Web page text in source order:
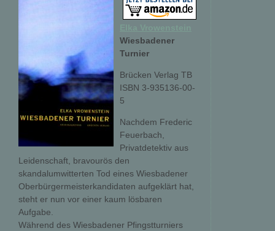
Wiesbadener
Turnier
Brücken Verlag TB
ISBN 3-935136-00-
5
Nachdem Frederic
Feuerbach,
Privatdetektiv aus
Leidenschaft, bravourös den
skandalumwitterten Tod eines Wiesbadener
Oberbürgermeisterkandidaten aufgeklärt hat,
steht er nun vor einer kaum lösbaren
Aufgabe.
Während des Wiesbadener Pfingstturniers